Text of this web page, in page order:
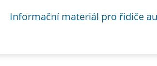
Informační materiál pro řidiče